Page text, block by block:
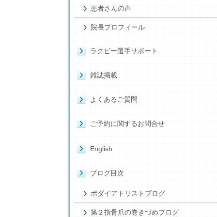
患者さんの声
院長プロフィール
ラクビー選手サポート
雑誌掲載
よくあるご質問
ご予約に関するお問合せ
English
ブログ目次
ポダイアトリストブログ
第２指骨爪の巻きづめブログ